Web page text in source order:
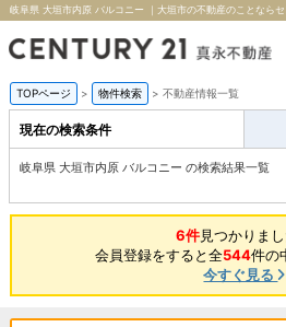
岐阜県 大垣市内原 バルコニー ｜大垣市の不動産のことなら
TOPページ > 物件検索 > 不動産情報一覧
現在の検索条件
岐阜県 大垣市内原 バルコニー の検索結果一覧
6件見つかりまし
会員登録をすると全544件の
今すぐ見る